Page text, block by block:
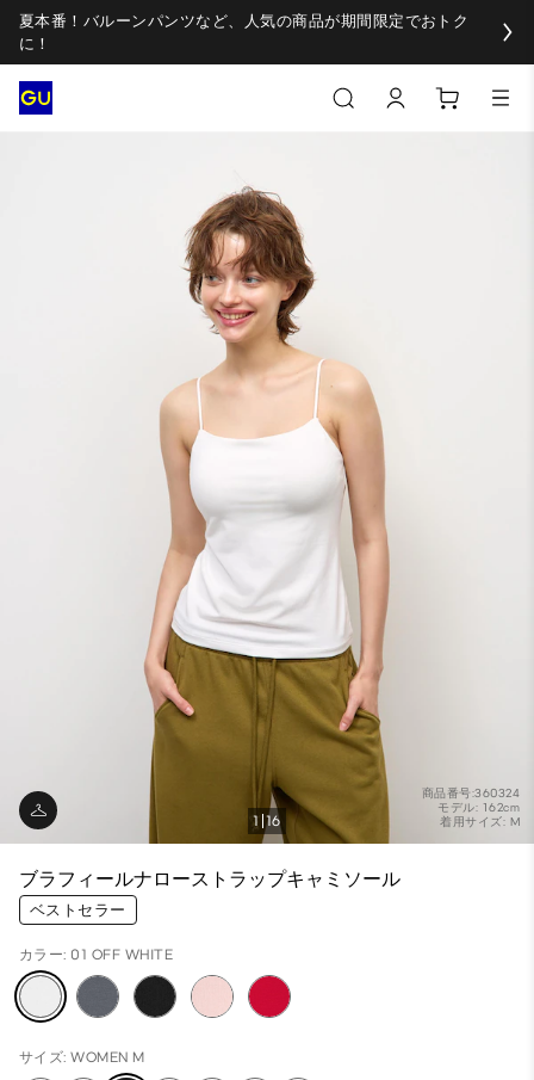
夏本番！バルーンパンツなど、人気の商品が期間限定でおトク
に！
商品番号:360324
モデル: 162cm
着用サイズ: M
1 16
ブラフィールナローストラップキャミソール
ベストセラー
カラー: 01 OFF WHITE
サイズ: WOMEN M